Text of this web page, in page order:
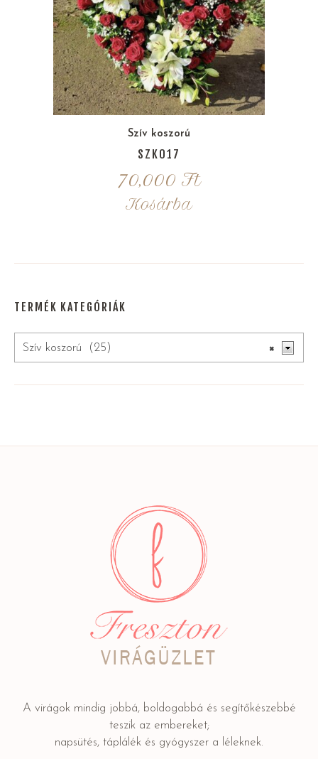
Szív koszorú
SZK017
70,000 Ft
Kosárba
TERMÉK KATEGÓRIÁK
×
Szív koszorú (25)
A virágok mindig jobbá, boldogabbá és segítőkészebbé
teszik az embereket;
napsütés, táplálék és gyógyszer a léleknek.